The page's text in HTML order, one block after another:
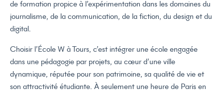
de formation propice à l’expérimentation dans les domaines du
journalisme, de la communication, de la fiction, du design et du
digital.
Choisir l’École W à Tours, c’est intégrer une école engagée
dans une pédagogie par projets, au cœur d’une ville
dynamique, réputée pour son patrimoine, sa qualité de vie et
son attractivité étudiante. À seulement une heure de Paris en